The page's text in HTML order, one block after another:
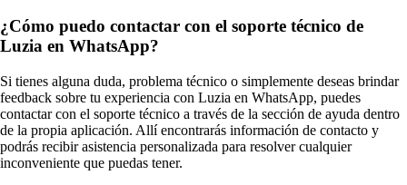
¿Cómo puedo contactar con el soporte técnico de
Luzia en WhatsApp?
Si tienes alguna duda, problema técnico o simplemente deseas brindar
feedback sobre tu experiencia con Luzia en WhatsApp, puedes
contactar con el soporte técnico a través de la sección de ayuda dentro
de la propia aplicación. Allí encontrarás información de contacto y
podrás recibir asistencia personalizada para resolver cualquier
inconveniente que puedas tener.